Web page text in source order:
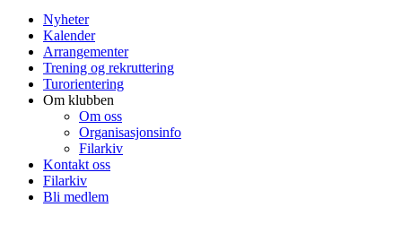
Nyheter
Kalender
Arrangementer
Trening og rekruttering
Turorientering
Om klubben
Om oss
Organisasjonsinfo
Filarkiv
Kontakt oss
Filarkiv
Bli medlem